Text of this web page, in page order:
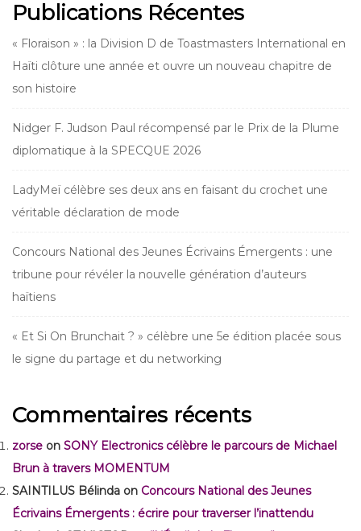
Publications Récentes
« Floraison » : la Division D de Toastmasters International en
Haïti clôture une année et ouvre un nouveau chapitre de
son histoire
Nidger F. Judson Paul récompensé par le Prix de la Plume
diplomatique à la SPECQUE 2026
LadyMeï célèbre ses deux ans en faisant du crochet une
véritable déclaration de mode
Concours National des Jeunes Écrivains Émergents : une
tribune pour révéler la nouvelle génération d’auteurs
haïtiens
« Et Si On Brunchait ? » célèbre une 5e édition placée sous
le signe du partage et du networking
Commentaires récents
zorse on SONY Electronics célèbre le parcours de Michael
Brun à travers MOMENTUM
SAINTILUS Bélinda on Concours National des Jeunes
Écrivains Émergents : écrire pour traverser l’inattendu